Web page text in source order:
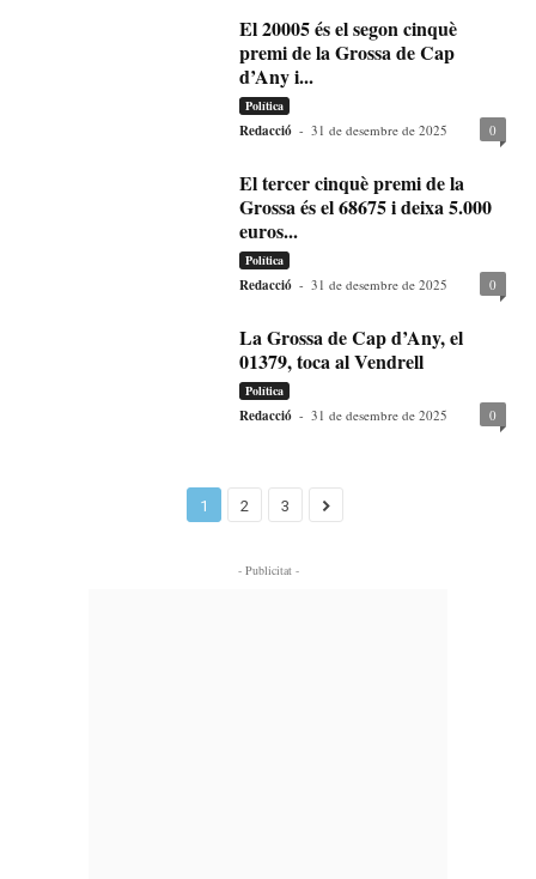
El 20005 és el segon cinquè
premi de la Grossa de Cap
d’Any i...
Política
Redacció - 31 de desembre de 2025 0
El tercer cinquè premi de la
Grossa és el 68675 i deixa 5.000
euros...
Política
Redacció - 31 de desembre de 2025 0
La Grossa de Cap d’Any, el
01379, toca al Vendrell
Política
Redacció - 31 de desembre de 2025 0
1 2 3
- Publicitat -